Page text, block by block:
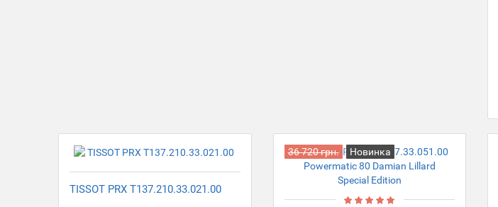
TISSOT PRX T137.210.33.021.00
36 720 грн. Новинка